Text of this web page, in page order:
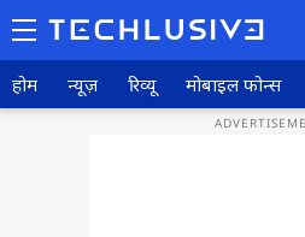
होम न्यूज़ रिव्यू मोबाइल फोन्स